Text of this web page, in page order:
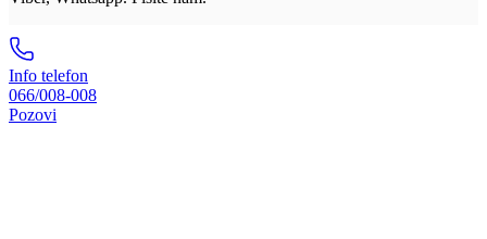
Info telefon
066/008-008
Pozovi